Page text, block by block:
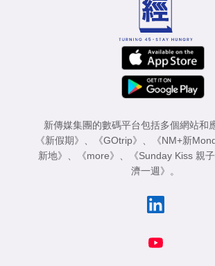
新傳媒集團的數碼平台包括多個網站和
《新假期》
《GOtrip》 《NM+新
新地》
《more》 《Sunday Kiss 親子
濟一週》
。